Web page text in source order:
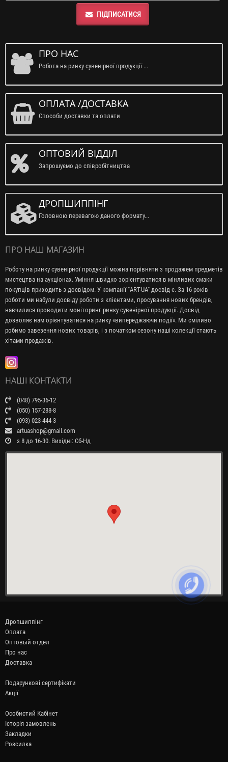
ПІДПИСАТИСЯ
ПРО НАС
Робота на ринку сувенірної продукції ...
ОПЛАТА /ДОСТАВКА
Способи доставки та оплати
ОПТОВИЙ ВІДДІЛ
Запрошуємо до співробітництва
ДРОПШИППІНГ
Головною перевагою даного формату...
ПРО НАШ МАГАЗИН
Роботу на ринку сувенірної продукції можна порівняти з продажем предметів
мистецтва на аукціонах. Уміння швидко зорієнтуватися в мінливих смаки
покупців приходить з досвідом. У компанії "ART-UA" досвід є. За 16 років
роботи ми набули досвіду роботи з клієнтами, просування нових брендів,
навчилися проводити моніторинг ринку сувенірної продукції. Досвід
дозволяє нам орієнтуватися на ринку «випереджаючи події». Ми сміливо
робимо завезення нових товарів, і з початком сезону наші колекції стають
хітами продажів.
НАШІ КОНТАКТИ
(048) 795-36-12
(050) 157-288-8
(093) 023-444-3
artuashop@gmail.com
з 8 до 16-30. Вихідні: Сб-Нд
Дропшиппінг
Оплата
Оптовый отдел
Про нас
Доставка
Подарункові сертифікати
Акції
Особистий Кабінет
Історія замовлень
Закладки
Розсилка